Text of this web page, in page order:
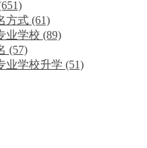
方式 (61)
业学校 (89)
(57)
业学校升学 (51)